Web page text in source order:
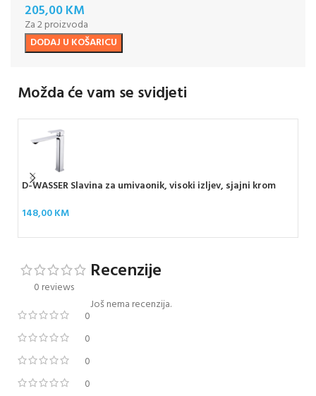
205,00KM
Za 2 proizvoda
DODAJ U KOŠARICU
Možda će vam se svidjeti
D-WASSER Slavina za umivaonik, visoki izljev, sjajni krom
148,00KM
0 reviews
0
0
0
0
Recenzije
Još nema recenzija.